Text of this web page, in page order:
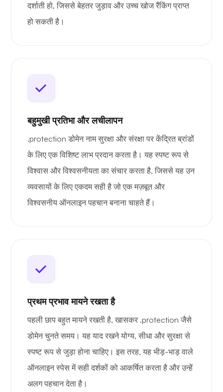
दर्शाती हो, जिससे बेहतर जुड़ाव और उच्च खोज रैंकिंग प्राप्त
हो सकती है।
बहुमुखी प्रतिभा और लचीलापन
.protection डोमेन नाम सुरक्षा और संरक्षा पर केंद्रित ब्रांडों
के लिए एक विशिष्ट लाभ प्रदान करता है। यह स्पष्ट रूप से
विश्वास और विश्वसनीयता का संचार करता है, जिससे यह उन
व्यवसायों के लिए एकदम सही है जो एक मज़बूत और
विश्वसनीय ऑनलाइन पहचान बनाना चाहते हैं।
प्रथम प्रभाव मायने रखता है
पहली छाप बहुत मायने रखती है, खासकर .protection जैसे
डोमेन चुनते समय। यह याद रखने योग्य, सीधा और सुरक्षा से
स्पष्ट रूप से जुड़ा होना चाहिए। इस तरह, यह भीड़-भाड़ वाले
ऑनलाइन स्पेस में सही दर्शकों को आकर्षित करता है और उन्हें
अलग पहचान देता है।